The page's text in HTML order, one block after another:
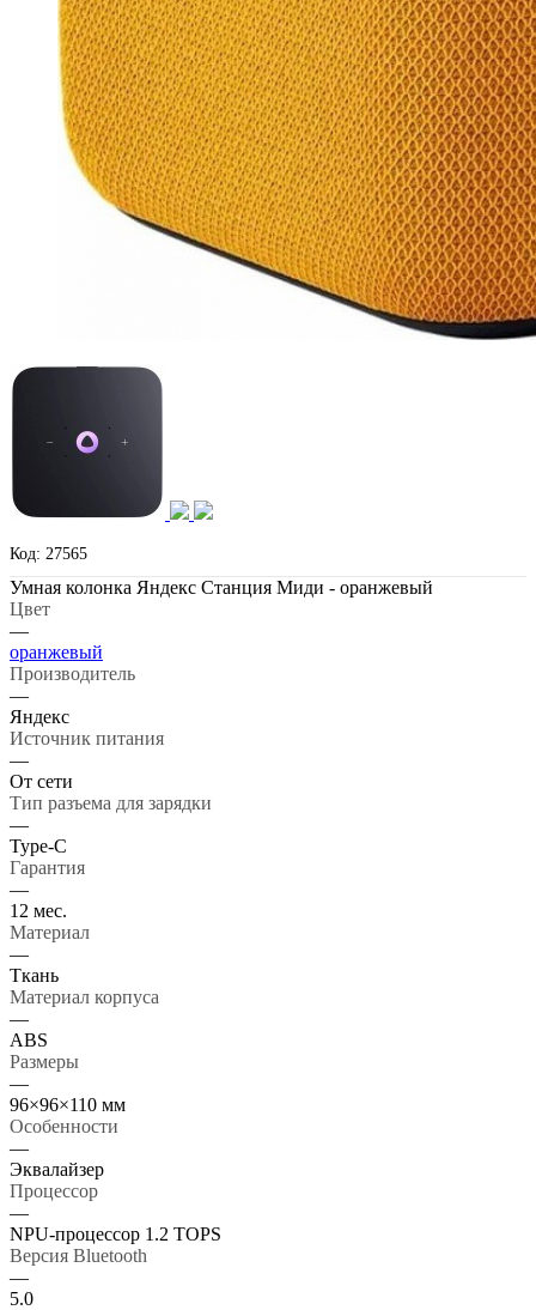
Код: 27565
Умная колонка Яндекс Станция Миди - оранжевый
Цвет
—
оранжевый
Производитель
—
Яндекс
Источник питания
—
От сети
Тип разъема для зарядки
—
Type-C
Гарантия
—
12 мес.
Материал
—
Ткань
Материал корпуса
—
ABS
Размеры
—
96×96×110 мм
Особенности
—
Эквалайзер
Процессор
—
NPU-процессор 1.2 TOPS
Версия Bluetooth
—
5.0